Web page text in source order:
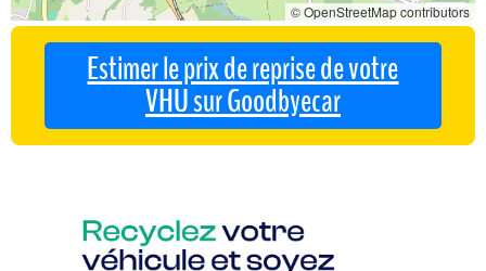
© OpenStreetMap contributors
Estimer le prix de reprise de votre
VHU sur Goodbyecar